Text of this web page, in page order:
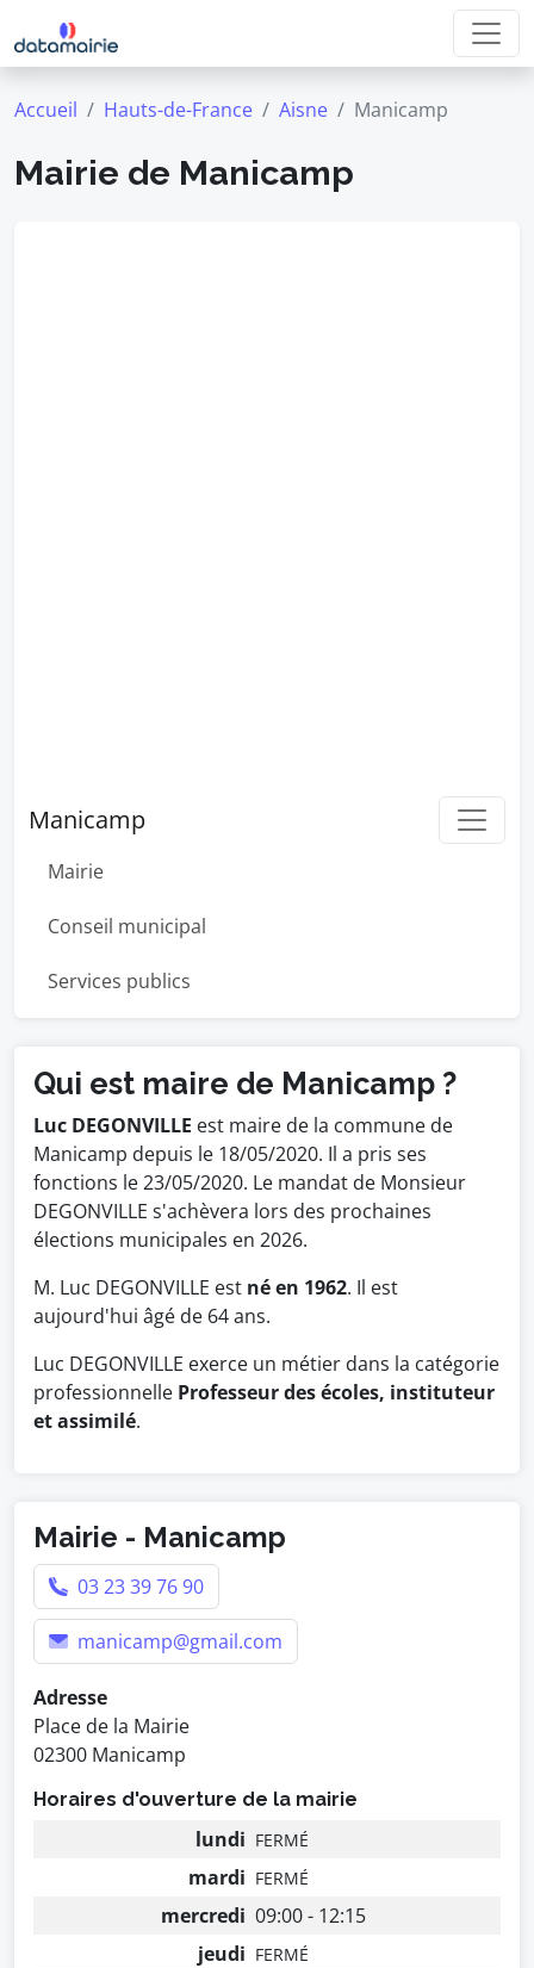
Accueil Hauts-de-France Aisne Manicamp
Mairie de Manicamp
Manicamp
Mairie
Conseil municipal
Services publics
Qui est maire de Manicamp ?
Luc DEGONVILLE est maire de la commune de
Manicamp depuis le 18/05/2020. Il a pris ses
fonctions le 23/05/2020. Le mandat de Monsieur
DEGONVILLE s'achèvera lors des prochaines
élections municipales en 2026.
M. Luc DEGONVILLE est né en 1962. Il est
aujourd'hui âgé de 64 ans.
Luc DEGONVILLE exerce un métier dans la catégorie
professionnelle Professeur des écoles, instituteur
et assimilé.
Mairie - Manicamp
03 23 39 76 90
manicamp@gmail.com
Adresse
Place de la Mairie
02300 Manicamp
Horaires d'ouverture de la mairie
lundi FERMÉ
mardi FERMÉ
mercredi 09:00 - 12:15
jeudi FERMÉ